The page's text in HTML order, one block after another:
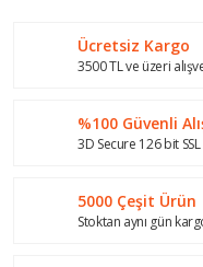
Ürün resmi kalitesiz,
Ürün bilgilerinde
Bu ürüne benzer farklı
Ücretsiz Kargo
3500 TL ve üzeri
%100 Güvenli
3D Secure 126 bit SSL
5000 Çeşit Ürün
Stoktan aynı gün